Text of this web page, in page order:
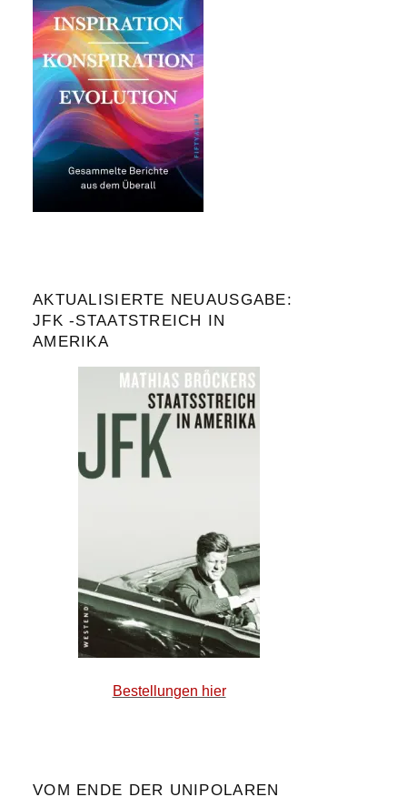
AKTUALISIERTE NEUAUSGABE:
JFK -STAATSTREICH IN
AMERIKA
Bestellungen hier
VOM ENDE DER UNIPOLAREN